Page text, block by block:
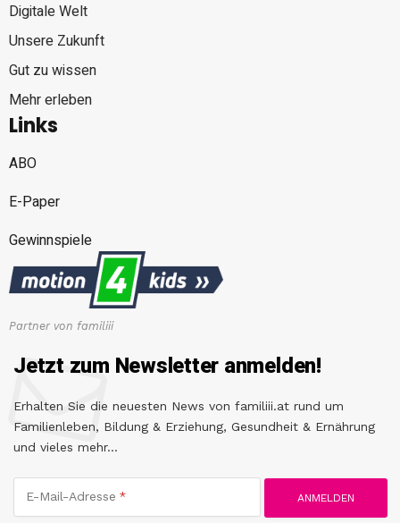
Digitale Welt
Unsere Zukunft
Gut zu wissen
Mehr erleben
Links
ABO
E-Paper
Gewinnspiele
Partner von familiii
Jetzt zum Newsletter anmelden!
Erhalten Sie die neuesten News von familiii.at rund um
Familienleben, Bildung & Erziehung, Gesundheit & Ernährung
und vieles mehr...
E-Mail-Adresse